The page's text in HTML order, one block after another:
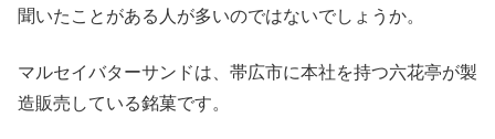
聞いたことがある人が多いのではないでしょうか。
マルセイバターサンドは、帯広市に本社を持つ六花亭が製
造販売している銘菓です。